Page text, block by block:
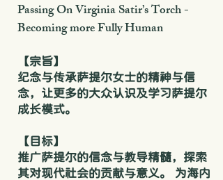
Passing On Virginia Satir’s Torch -
Becoming more Fully Human
【宗旨】
纪念与传承萨提尔女士的精神与信
念，让更多的大众认识及学习萨提尔
成长模式。
【目标】
推广萨提尔的信念与教导精髓，探索
其对现代社会的贡献与意义。 为海内